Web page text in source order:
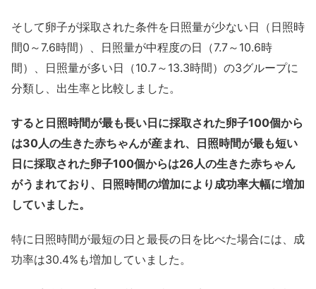
そして卵子が採取された条件を日照量が少ない日（日照時
間0～7.6時間）、日照量が中程度の日（7.7～10.6時
間）、日照量が多い日（10.7～13.3時間）の3グループに
分類し、出生率と比較しました。
すると日照時間が最も長い日に採取された卵子100個から
は30人の生きた赤ちゃんが産まれ、日照時間が最も短い
日に採取された卵子100個からは26人の生きた赤ちゃん
がうまれており、日照時間の増加により成功率大幅に増加
していました。
特に日照時間が最短の日と最長の日を比べた場合には、成
功率は30.4%も増加していました。